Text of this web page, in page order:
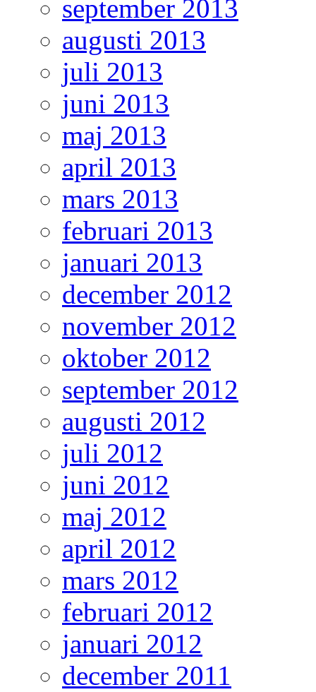
september 2013
augusti 2013
juli 2013
juni 2013
maj 2013
april 2013
mars 2013
februari 2013
januari 2013
december 2012
november 2012
oktober 2012
september 2012
augusti 2012
juli 2012
juni 2012
maj 2012
april 2012
mars 2012
februari 2012
januari 2012
december 2011